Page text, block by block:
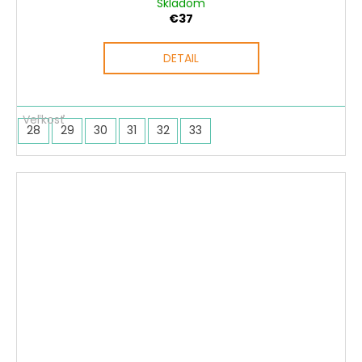
€37
DETAIL
28 29 30 31 32 33